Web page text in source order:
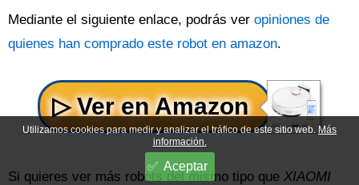
Mediante el siguiente enlace, podrás ver opiniones de
quienes han comprado este robot en amazon.
Si quieres ver más robots del mismo tipo que XIAOMI
Utilizamos cookies para medir y analizar el tráfico de este sitio web. Más
información.
Aceptar